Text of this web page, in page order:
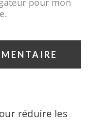
pour mon
réduire les